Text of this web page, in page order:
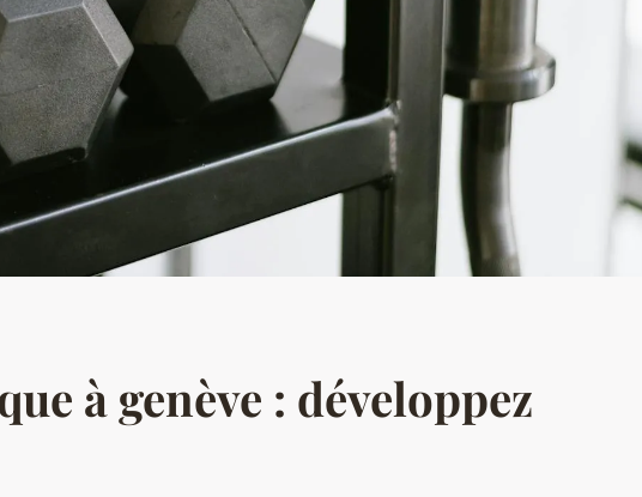
à genève : développez